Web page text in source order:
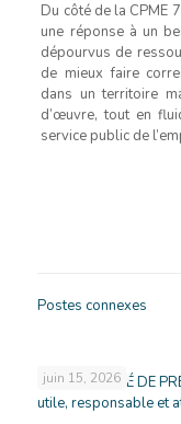
Du côté de la CPME
une réponse à un
dépourvus de
de mieux faire
dans un territoire
d’œuvre, tout en
service public de
Postes connexes
juin 15, 2026
COMMUNIQUÉ DE
utile, responsable et